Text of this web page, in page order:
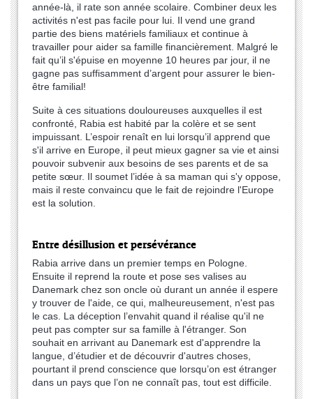
année-là, il rate son année scolaire. Combiner deux les
activités n'est pas facile pour lui. Il vend une grand
partie des biens matériels familiaux et continue à
travailler pour aider sa famille financièrement. Malgré le
fait qu’il s'épuise en moyenne 10 heures par jour, il ne
gagne pas suffisamment d’argent pour assurer le bien-
être familial!
Suite à ces situations douloureuses auxquelles il est
confronté, Rabia est habité par la colère et se sent
impuissant. L’espoir renaît en lui lorsqu’il apprend que
s'il arrive en Europe, il peut mieux gagner sa vie et ainsi
pouvoir subvenir aux besoins de ses parents et de sa
petite sœur. Il soumet l’idée à sa maman qui s'y oppose,
mais il reste convaincu que le fait de rejoindre l'Europe
est la solution.
Entre désillusion et persévérance
Rabia arrive dans un premier temps en Pologne.
Ensuite il reprend la route et pose ses valises au
Danemark chez son oncle où durant un année il espere
y trouver de l'aide, ce qui, malheureusement, n'est pas
le cas. La déception l’envahit quand il réalise qu'il ne
peut pas compter sur sa famille à l'étranger. Son
souhait en arrivant au Danemark est d'apprendre la
langue, d’étudier et de découvrir d'autres choses,
pourtant il prend conscience que lorsqu’on est étranger
dans un pays que l’on ne connaît pas, tout est difficile.